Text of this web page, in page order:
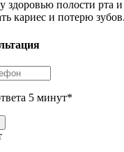
здоровью полости рта
кариес и потерю зубов.
5 минут*